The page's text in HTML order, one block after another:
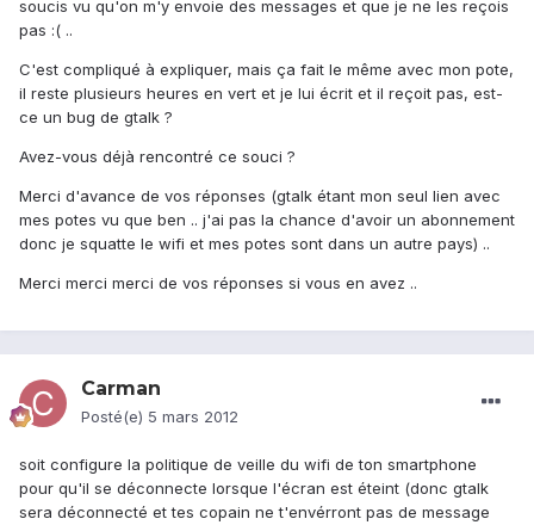
soucis vu qu'on m'y envoie des messages et que je ne les reçois
pas :( ..
C'est compliqué à expliquer, mais ça fait le même avec mon pote,
il reste plusieurs heures en vert et je lui écrit et il reçoit pas, est-
ce un bug de gtalk ?
Avez-vous déjà rencontré ce souci ?
Merci d'avance de vos réponses (gtalk étant mon seul lien avec
mes potes vu que ben .. j'ai pas la chance d'avoir un abonnement
donc je squatte le wifi et mes potes sont dans un autre pays) ..
Merci merci merci de vos réponses si vous en avez ..
Carman
Posté(e) 5 mars 2012
soit configure la politique de veille du wifi de ton smartphone
pour qu'il se déconnecte lorsque l'écran est éteint (donc gtalk
sera déconnecté et tes copain ne t'envérront pas de message